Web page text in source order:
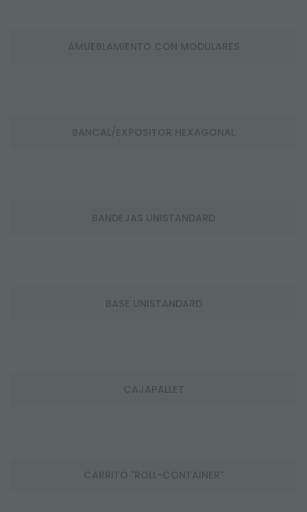
AMUEBLAMIENTO CON MODULARES
BANCAL/EXPOSITOR HEXAGONAL
BANDEJAS UNISTANDARD
BASE UNISTANDARD
CAJAPALLET
CARRITO "ROLL-CONTAINER"